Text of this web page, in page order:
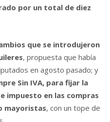
por un total de diez
que se introdujeron
, propuesta que había
en agosto pasado; y
Sin IVA, para fijar la
impuesto en las compras
mayoristas, con un tope de